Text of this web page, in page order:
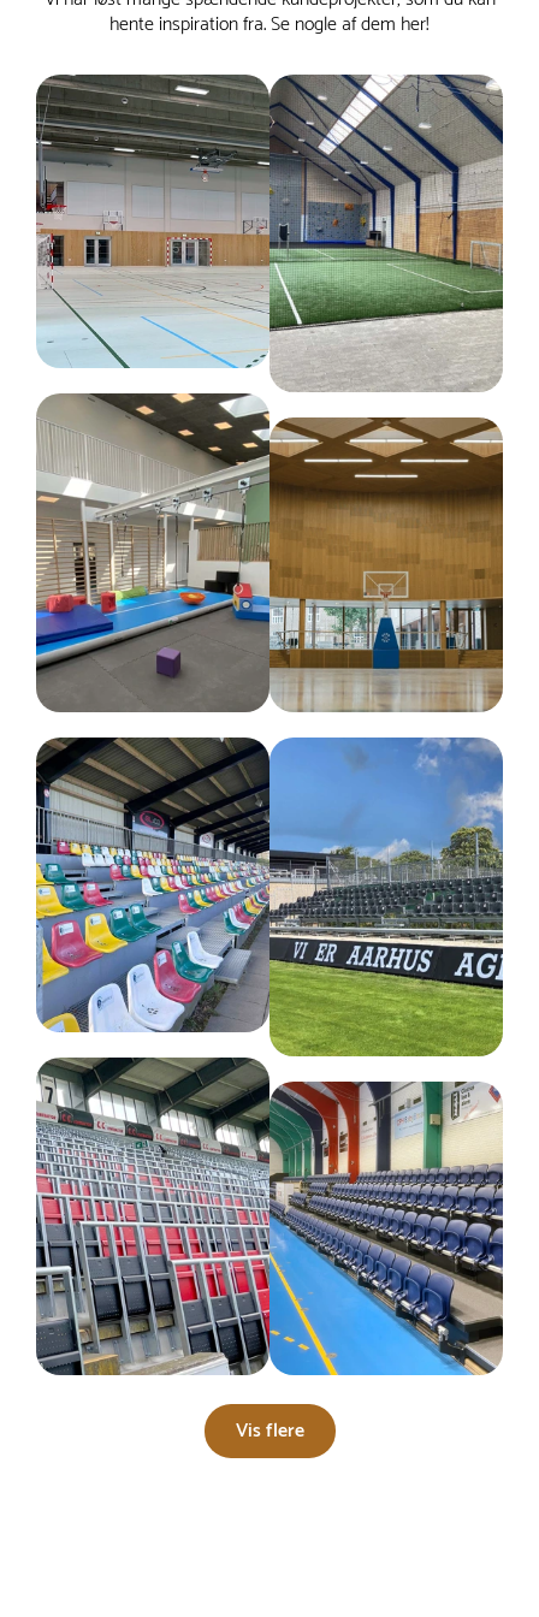
indsamlingssteder på Elretur.dk eller hos deres
Erhvervskunder er selv ansvarlige for lovlig
bortskaffelse og kan med fordel søge vejledning på
f.eks. WastePlan.dk.
TRESS A/S tilbyder gerne vejledning herom, men al
returnering og selve affaldshåndteringen skal ske
via de relevante genanvendelsespunkter.
hente inspiration fra. Se nogle af dem her!
Vis flere